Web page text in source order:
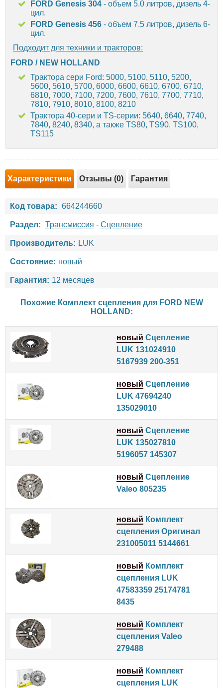
FORD Genesis 304 - объем 5.0 литров, дизель 4-
цил.
FORD Genesis 456 - объем 7.5 литров, дизель 6-
цил.
Подходит для техники и тракторов:
FORD / NEW HOLLAND
Трактора сери Ford: 5000, 5100, 5110, 5200,
5600, 5610, 5700, 6000, 6600, 6610, 6700, 6710,
6810, 7000, 7100, 7200, 7600, 7610, 7700, 7710,
7810, 7910, 8010, 8100, 8210
Трактора 40-сери и TS-серии: 5640, 6640, 7740,
7840, 8240, 8340, а также TS80, TS90, TS100,
TS115
Характеристики Отзывы (0) Гарантия
Код товара: 664244660
Раздел: Трансмиссия - Сцепление
Производитель: LUK
Состояние: новый
Гарантия: 12 месяцев
Похожие Комплект сцепления для FORD NEW
HOLLAND:
новый Сцепление
LUK 131024910
5167939 200-351
новый Сцепление
LUK 47694240
135029010
новый Сцепление
LUK 135027810
5196057 145307
новый Сцепление
Valeo 805235
новый Комплект
сцепления Оригинал
231005011 5144661
новый Комплект
сцепления LUK
47583359 25174781
8435
новый Комплект
сцепления Valeo
279488
новый Комплект
сцепления LUK